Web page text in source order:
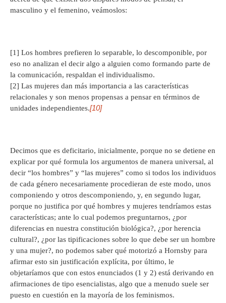
masculino y el femenino, veámoslos:
[1] Los hombres prefieren lo separable, lo descomponible, por
eso no analizan el decir algo a alguien como formando parte de
la comunicación, respaldan el individualismo.
[2] Las mujeres dan más importancia a las características
relacionales y son menos propensas a pensar en términos de
unidades independientes.[10]
Decimos que es deficitario, inicialmente, porque no se detiene en
explicar por qué formula los argumentos de manera universal, al
decir “los hombres” y “las mujeres” como si todos los individuos
de cada género necesariamente procedieran de este modo, unos
componiendo y otros descomponiendo, y, en segundo lugar,
porque no justifica por qué hombres y mujeres tendríamos estas
características; ante lo cual podemos preguntarnos, ¿por
diferencias en nuestra constitución biológica?, ¿por herencia
cultural?, ¿por las tipificaciones sobre lo que debe ser un hombre
y una mujer?, no podemos saber qué motorizó a Hornsby para
afirmar esto sin justificación explícita, por último, le
objetaríamos que con estos enunciados (1 y 2) está derivando en
afirmaciones de tipo esencialistas, algo que a menudo suele ser
puesto en cuestión en la mayoría de los feminismos.